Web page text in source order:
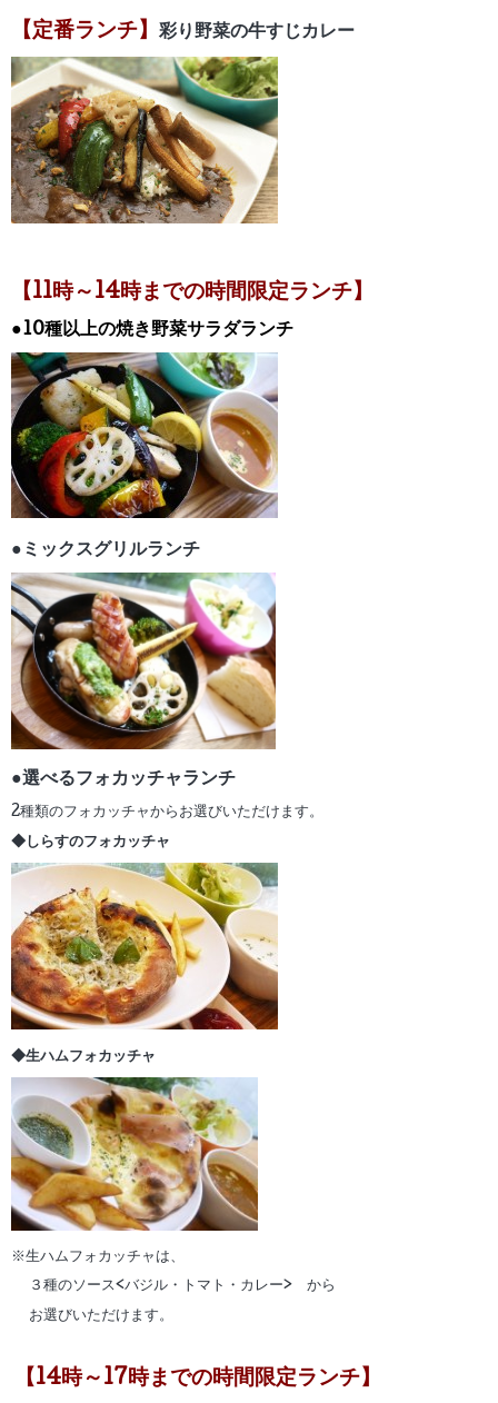
【定番ランチ】 彩り野菜の牛すじカレー
【11時～14時までの時間限定ランチ】
●10種以上の焼き野菜サラダランチ
●ミックスグリルランチ
●選べるフォカッチャランチ
2種類のフォカッチャからお選びいただけます。
◆しらすのフォカッチャ
◆生ハムフォカッチャ
※生ハムフォカッチャは、
３種のソース<バジル・トマト・カレー> から
お選びいただけます。
【14時～17時までの時間限定ランチ】